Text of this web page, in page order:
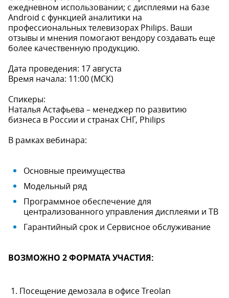
ежедневном использовании; с дисплеями на базе
Android с функцией аналитики на
профессиональных телевизорах Philips. Ваши
отзывы и мнения помогают вендору создавать еще
более качественную продукцию.
Дата проведения: 17 августа
Время начала: 11:00 (МСК)
Спикеры:
Наталья Астафьева – менеджер по развитию
бизнеса в России и странах СНГ, Philips
В рамках вебинара:
Основные преимущества
Модельный ряд
Программное обеспечение для
централизованного управления дисплеями и ТВ
Гарантийный срок и Сервисное обслуживание
ВОЗМОЖНО 2 ФОРМАТА УЧАСТИЯ:
1. Посещение демозала в офисе Treolan